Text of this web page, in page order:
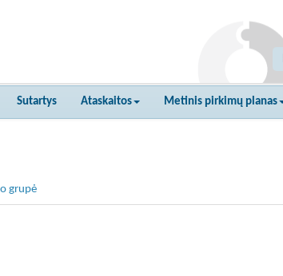
Sutartys Ataskaitos Metinis pirkimų planas
grupė